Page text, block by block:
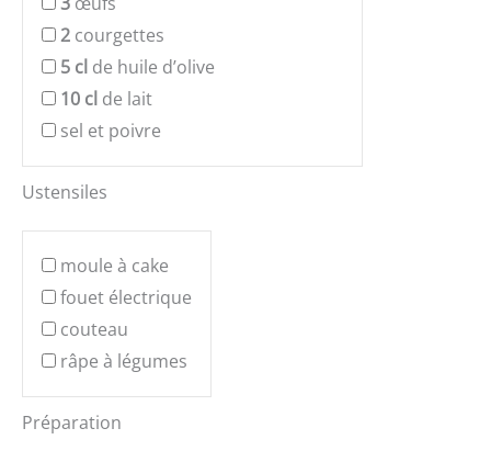
2 courgettes
5 cl de huile d’olive
10 cl de lait
sel et poivre
Ustensiles
moule à cake
fouet électrique
couteau
râpe à légumes
Préparation